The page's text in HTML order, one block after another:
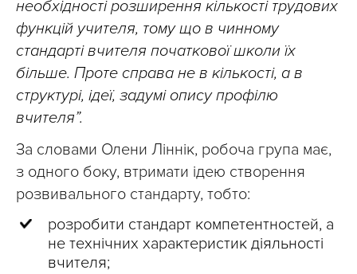
необхідності розширення кількості трудових
функцій учителя, тому що в чинному
стандарті вчителя початкової школи їх
більше. Проте справа не в кількості, а в
структурі, ідеї, задумі опису профілю
вчителя”.
За словами Олени Ліннік, робоча група має,
з одного боку, втримати ідею створення
розвивального стандарту, тобто:
розробити стандарт компетентностей, а
не технічних характеристик діяльності
вчителя;